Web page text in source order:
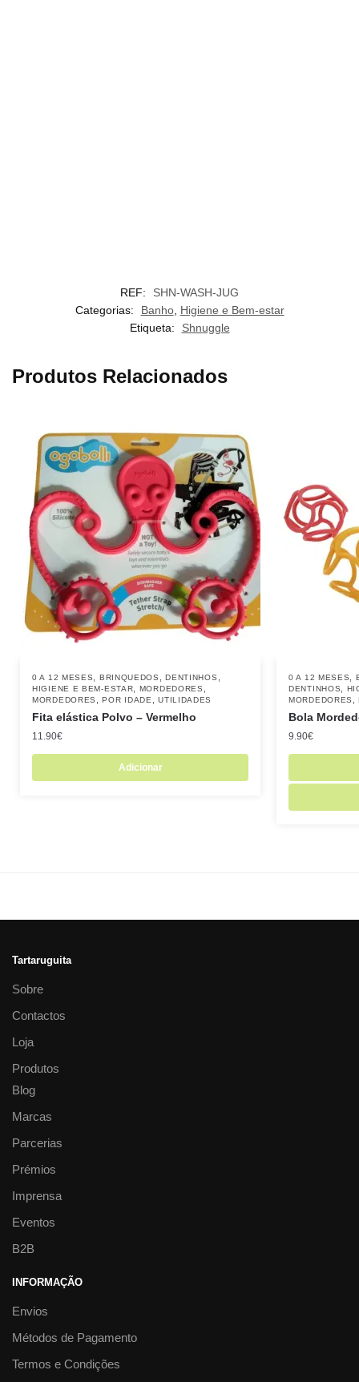
REF:
SHN-WASH-JUG
Categorias:
Banho, Higiene e Bem-estar
Etiqueta:
Shnuggle
Produtos Relacionados
0 A 12 MESES BRINQUEDOS ,DENTINHOS
HIGIENE E BEM-ESTAR MORDEDORES
MORDEDORES ,POR IDADE ,UTILIDADES
Fita elástica Polvo – Vermelho
11.90€
Adicionar
0 A 12 MESES
DENTINHOS
MORDEDORES
,
Bola
9.90€
Tartaruguita
Sobre
Contactos
Loja
Produtos
Blog
Marcas
Parcerias
Prémios
Imprensa
Eventos
B2B
INFORMAÇÃO
Envios
Métodos de Pagamento
Termos e Condições